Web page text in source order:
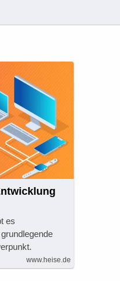
es
www.heise.de